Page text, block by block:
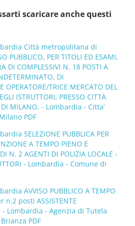
scaricare anche questi
Città metropolitana di
PUBBLICO, PER TITOLI ED ESAMI,
DI COMPLESSIVI N. 18 POSTI A
DI
OPERATORE/TRICE MERCATO DEL
ISTRUTTORI, PRESSO CITTÀ
DI MILANO. - Lombardia - Citta’
PDF
SELEZIONE PUBBLICA PER
A TEMPO PIENO E
N. 2 AGENTI DI POLIZIA LOCALE -
- Lombardia - Comune di
AVVISO PUBBLICO A TEMPO
n.2 posti ASSISTENTE
- Lombardia - Agenzia di Tutela
PDF